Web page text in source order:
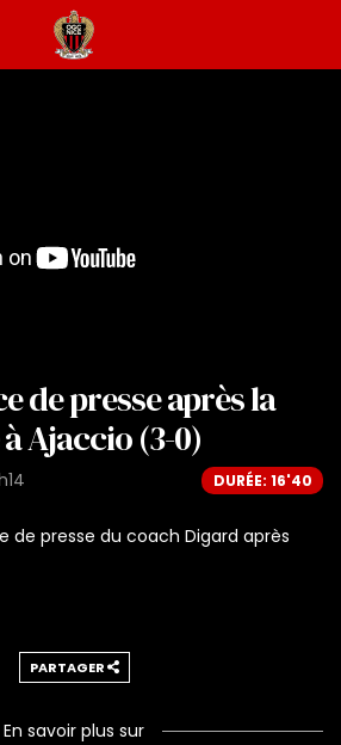
de presse après la
Ajaccio (3-0)
DURÉE: 16'40
de presse du coach Digard après
PARTAGER
En savoir plus sur